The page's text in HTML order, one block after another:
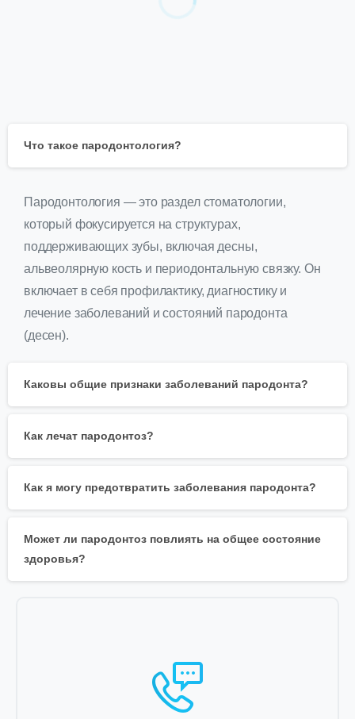
Что такое пародонтология?
Пародонтология — это раздел стоматологии,
который фокусируется на структурах,
поддерживающих зубы, включая десны,
альвеолярную кость и периодонтальную связку. Он
включает в себя профилактику, диагностику и
лечение заболеваний и состояний пародонта
(десен).
Каковы общие признаки заболеваний пародонта?
Как лечат пародонтоз?
Как я могу предотвратить заболевания пародонта?
Может ли пародонтоз повлиять на общее состояние
здоровья?